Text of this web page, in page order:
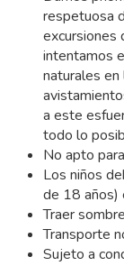
respetuosa
excursiones
intentamos
naturales
a este
todo lo
No apto
Los niños
de 18 años)
Traer
Transporte
Sujeto a